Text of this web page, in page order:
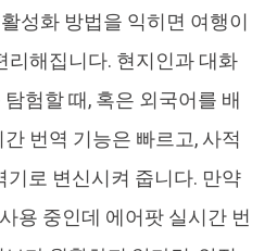
성화 방법을 익히면 여행이
리해집니다. 현지인과 대화
험할 때, 혹은 외국어를 배
번역 기능은 빠르고, 사적
기로 변신시켜 줍니다. 만약
용 중인데 에어팟 실시간 번